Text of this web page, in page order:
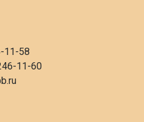
11-58
11-60